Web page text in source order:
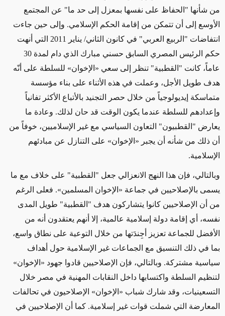
من شأنها "الحفاظ على نفسها بمعزل إلى حد ما" عن المجتمع
الأوسع إلى أن تتمكن من إقامة الحكم الإسلامي. وإلى حين جاءت
انتفاضات "الربيع العربي" في كانون الثاني/ يناير 2011 التي أنهت
حكم الرئيس المصري السابق حسني مبارك الذي دام لمدة 30
عاماً، كانت "القطبية" تنظر إلى سعي «الإخوان» للسلطة على أنّه
هدف طويل الأجل، وعملت في هذه الأثناء على بناء مؤسسة
متماسكة إيديولوجياً من خلال حصر التجنيد بالأتباع الأكثر تفانياً
وإعدادهم للسلطة عندما يكون الوقت قد حان لذلك. وعادة ما
يعارض "القطبيون" التعاون السياسي مع غير الإسلاميين، خوفاً من
أن ذلك من شأنه أن يجبر «الإخوان» على التنازل عن مبادئهم
الإسلامية.
وبالتالي، فإن هذا النهج الانعزالي جعل "القطبية" على خلاف مع ما
يسمى بالإصلاحيين في جماعة «الإخوان المسلمين». فعلى الرغم
من أن الإصلاحيين كانوا يتشاركون هدف "القطبية" طويل المدى
نفسه، أي إقامة دولة إسلامية عالمية، إلا أنهم يعتقدون أنه من
الأفضل للجماعة تعزيز أجِندَتها من خلال التوعية على نطاق واسع،
بما في ذلك التنسيق مع الجماعات غير الإسلامية حول أهداف
سياسية مشتركة. وبالتالي، فإن الإصلاحيين قادوا جهود «الإخوان»
لتنظيم السلطة واكتسابها داخل النقابات المهنية في مصر خلال
التسعينيات، وقد شارك شباب «الإخوان» الإصلاحيون في تحالفات
المعارضة التي شملت قوات غير إسلامية. كما أن الإصلاحيين في